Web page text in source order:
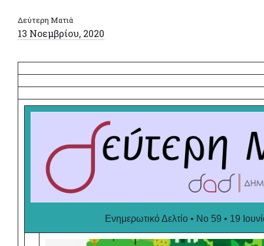
Δεύτερη Ματιά
13 Νοεμβρίου, 2020
Ενημερωτικό Δελτίο • No 59 • 19